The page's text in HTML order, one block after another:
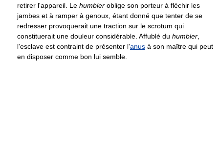
retirer l'appareil. Le humbler oblige son porteur à fléchir les
jambes et à ramper à genoux, étant donné que tenter de se
redresser provoquerait une traction sur le scrotum qui
constituerait une douleur considérable. Affublé du humbler,
l'esclave est contraint de présenter l'anus à son maître qui peut
en disposer comme bon lui semble.